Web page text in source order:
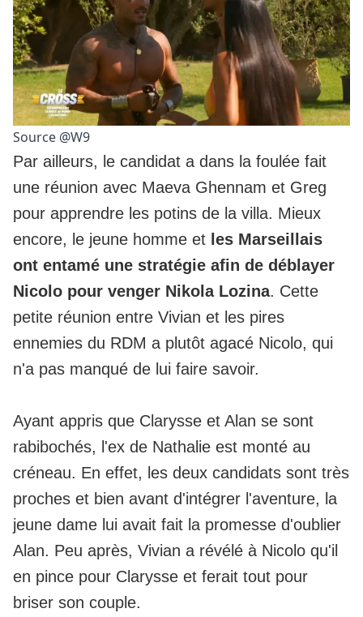
Source @W9
Par ailleurs, le candidat a dans la foulée fait
une réunion avec Maeva Ghennam et Greg
pour apprendre les potins de la villa. Mieux
encore, le jeune homme et les Marseillais
ont entamé une stratégie afin de déblayer
Nicolo pour venger Nikola Lozina. Cette
petite réunion entre Vivian et les pires
ennemies du RDM a plutôt agacé Nicolo, qui
n'a pas manqué de lui faire savoir.
Ayant appris que Clarysse et Alan se sont
rabibochés, l'ex de Nathalie est monté au
créneau. En effet, les deux candidats sont très
proches et bien avant d'intégrer l'aventure, la
jeune dame lui avait fait la promesse d'oublier
Alan. Peu après, Vivian a révélé à Nicolo qu'il
en pince pour Clarysse et ferait tout pour
briser son couple.